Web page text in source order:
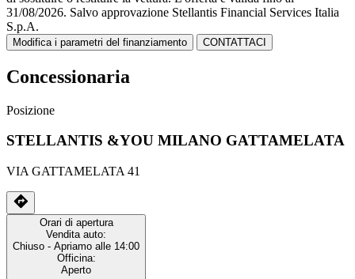
31/08/2026. Salvo approvazione Stellantis Financial Services Italia
S.p.A.
Modifica i parametri del finanziamento CONTATTACI
Concessionaria
Posizione
STELLANTIS &YOU MILANO GATTAMELATA
VIA GATTAMELATA 41
Orari di apertura
Vendita auto:
Chiuso - Apriamo alle 14:00
Officina:
Aperto